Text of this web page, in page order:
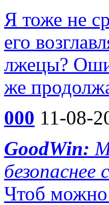
Я тоже не
его
лжецы?
же
000 11-08-
GoodWin:
безопаснее
Чтоб можно